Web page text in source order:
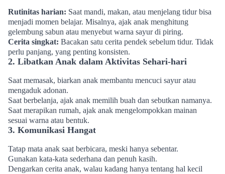
Rutinitas harian: Saat mandi, makan, atau menjelang tidur bisa
menjadi momen belajar. Misalnya, ajak anak menghitung
gelembung sabun atau menyebut warna sayur di piring.
Cerita singkat: Bacakan satu cerita pendek sebelum tidur. Tidak
perlu panjang, yang penting konsisten.
2. Libatkan Anak dalam Aktivitas Sehari-hari
Saat memasak, biarkan anak membantu mencuci sayur atau
mengaduk adonan.
Saat berbelanja, ajak anak memilih buah dan sebutkan namanya.
Saat merapikan rumah, ajak anak mengelompokkan mainan
sesuai warna atau bentuk.
3. Komunikasi Hangat
Tatap mata anak saat berbicara, meski hanya sebentar.
Gunakan kata-kata sederhana dan penuh kasih.
Dengarkan cerita anak, walau kadang hanya tentang hal kecil